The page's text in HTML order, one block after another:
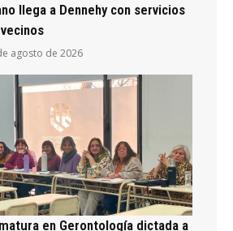
llega a Dennehy con servicios
agosto de 2026
en Gerontología dictada a